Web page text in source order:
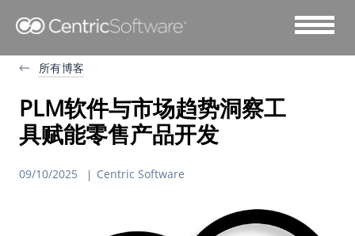
所有博客
PLM软件与市场趋势洞察工
具赋能零售产品开发
09/10/2025 Centric Software